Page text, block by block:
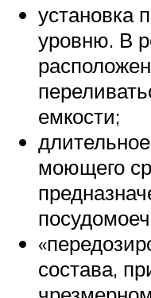
установка
уровню. В
емкости;
моющего
состава,